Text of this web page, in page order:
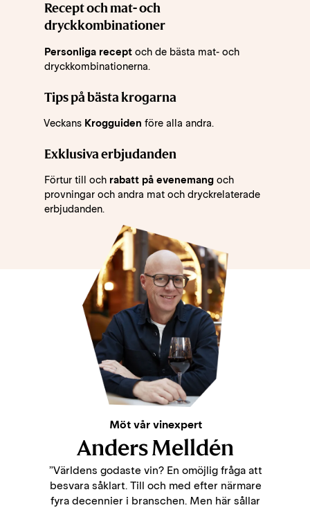
Personliga recept och de bästa mat- och
dryckkombinationerna.
Recept och mat- och
dryckkombinationer
Veckans Krogguiden före alla andra.
Tips på bästa krogarna
Förtur till och rabatt på evenemang och
provningar och andra mat och dryckrelaterade
erbjudanden.
Exklusiva erbjudanden
Möt vår vinexpert
Anders Melldén
”Världens godaste vin? En omöjlig fråga att
besvara såklart. Till och med efter närmare
fyra decennier i branschen. Men här sållar